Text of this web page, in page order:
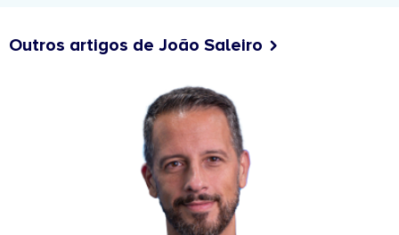
Outros artigos de João Saleiro